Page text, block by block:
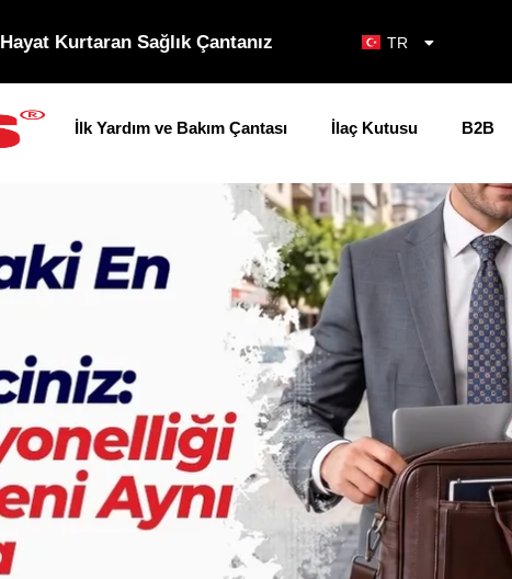
Hayat Kurtaran Sağlık Çantanız TR
EN
İlk Yardım ve Bakım Çantası İlaç Kutusu B2B